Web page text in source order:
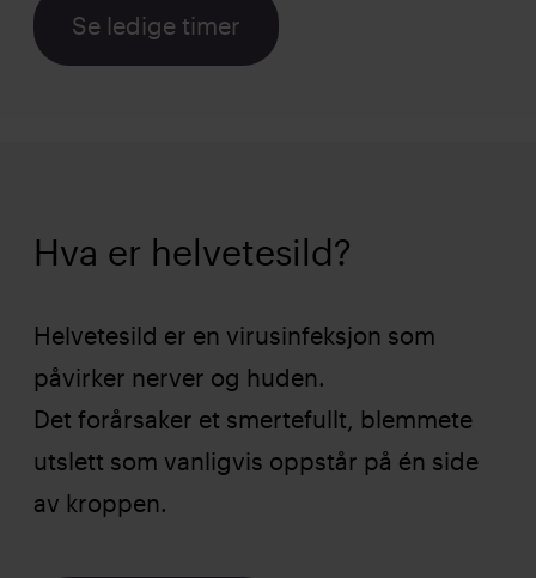
Se ledige timer
Hva er helvetesild?
Helvetesild er en virusinfeksjon som
påvirker nerver og huden.
Det forårsaker et smertefullt, blemmete
utslett som vanligvis oppstår på én side
av kroppen.